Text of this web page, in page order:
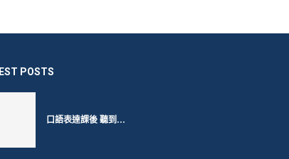
POSTS
口語表達課後 聽到...